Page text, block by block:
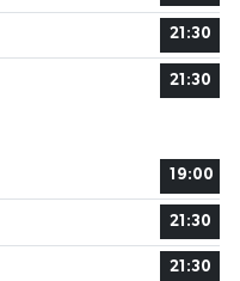
21:30
21:30
19:00
21:30
21:30